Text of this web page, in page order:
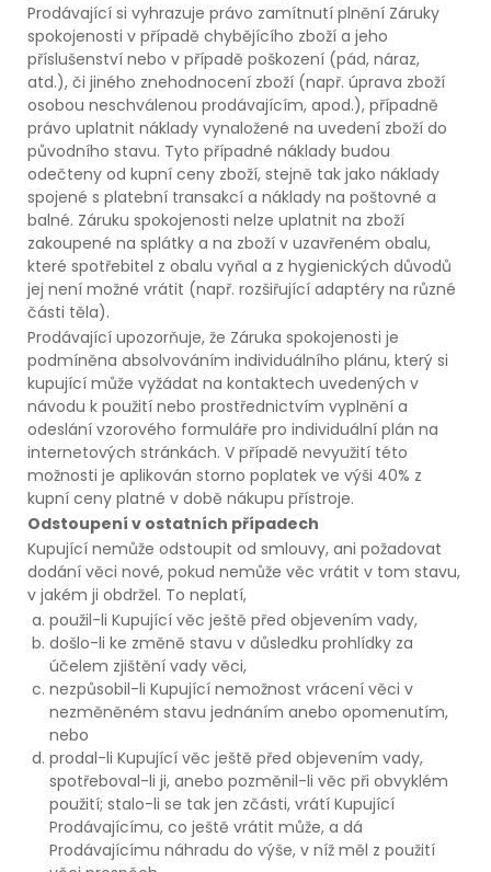
Prodávající si vyhrazuje právo zamítnutí plnění Záruky
spokojenosti v případě chybějícího zboží a jeho
příslušenství nebo v případě poškození (pád, náraz,
atd.), či jiného znehodnocení zboží (např. úprava zboží
osobou neschválenou prodávajícím, apod.), případně
právo uplatnit náklady vynaložené na uvedení zboží do
původního stavu. Tyto případné náklady budou
odečteny od kupní ceny zboží, stejně tak jako náklady
spojené s platební transakcí a náklady na poštovné a
balné. Záruku spokojenosti nelze uplatnit na zboží
zakoupené na splátky a na zboží v uzavřeném obalu,
které spotřebitel z obalu vyňal a z hygienických důvodů
jej není možné vrátit (např. rozšiřující adaptéry na různé
části těla).
Prodávající upozorňuje, že Záruka spokojenosti je
podmíněna absolvováním individuálního plánu, který si
kupující může vyžádat na kontaktech uvedených v
návodu k použití nebo prostřednictvím vyplnění a
odeslání vzorového formuláře pro individuální plán na
internetových stránkách. V případě nevyužití této
možnosti je aplikován storno poplatek ve výši 40% z
kupní ceny platné v době nákupu přístroje.
Odstoupení v ostatních případech
Kupující nemůže odstoupit od smlouvy, ani požadovat
dodání věci nové, pokud nemůže věc vrátit v tom stavu,
v jakém ji obdržel. To neplatí,
použil-li Kupující věc ještě před objevením vady,
došlo-li ke změně stavu v důsledku prohlídky za
účelem zjištění vady věci,
nezpůsobil-li Kupující nemožnost vrácení věci v
nezměněném stavu jednáním anebo opomenutím,
nebo
prodal-li Kupující věc ještě před objevením vady,
spotřeboval-li ji, anebo pozměnil-li věc při obvyklém
použití; stalo-li se tak jen zčásti, vrátí Kupující
Prodávajícímu, co ještě vrátit může, a dá
Prodávajícímu náhradu do výše, v níž měl z použití